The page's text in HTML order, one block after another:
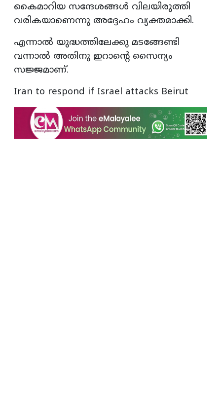
കൈമാറിയ സന്ദേശങ്ങൾ വിലയിരുത്തി
വരികയാണെന്നു അദ്ദേഹം വ്യക്തമാക്കി.
എന്നാൽ യുദ്ധത്തിലേക്കു മടങ്ങേണ്ടി
വന്നാൽ അതിനു ഇറാന്റെ സൈന്യം
സജ്ജമാണ്.
Iran to respond if Israel attacks Beirut